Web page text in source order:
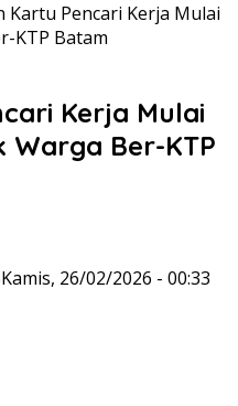
Kartu Pencari Kerja Mulai
KTP Batam
Kerja Mulai
Ber-KTP
Kamis, 26/02/2026 - 00:33